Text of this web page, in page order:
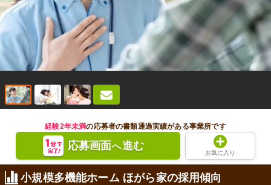
経験2年未満の応募者の書類通過実績がある事業所です
応募画面へ進む
お気に入り
小規模多機能ホーム ほがら家の採用傾向